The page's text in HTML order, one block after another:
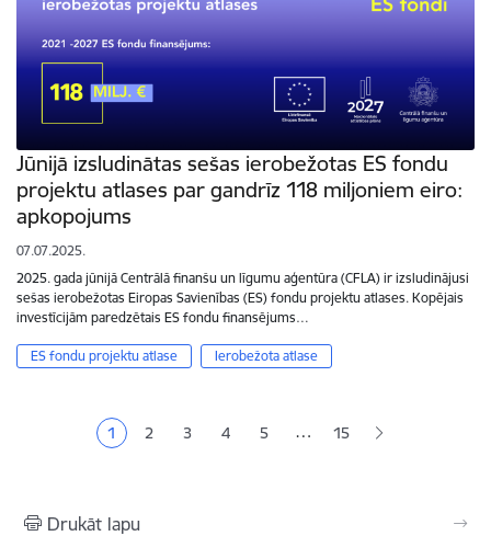
Jūnijā izsludinātas sešas ierobežotas ES fondu
projektu atlases par gandrīz 118 miljoniem eiro:
apkopojums
07.07.2025.
2025. gada jūnijā Centrālā finanšu un līgumu aģentūra (CFLA) ir izsludinājusi
sešas ierobežotas Eiropas Savienības (ES) fondu projektu atlases. Kopējais
investīcijām paredzētais ES fondu finansējums…
ES fondu projektu atlase Ierobežota atlase
Pašreizējā lapa
1 Lapa
2 Lapa
3 Lapa
4 Lapa
5 … 15
Drukāt lapu